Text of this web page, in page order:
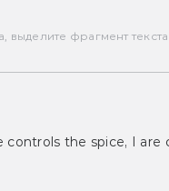
выделите фрагмент
controls the spice, I are